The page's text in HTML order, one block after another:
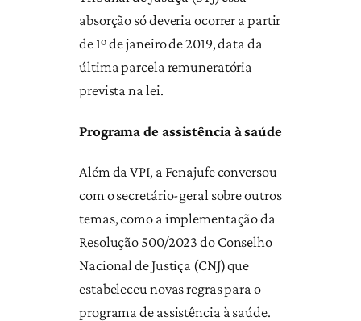
absorção só deveria ocorrer a partir
de 1º de janeiro de 2019, data da
última parcela remuneratória
prevista na lei.
Programa de assistência à saúde
Além da VPI, a Fenajufe conversou
com o secretário-geral sobre outros
temas, como a implementação da
Resolução 500/2023 do Conselho
Nacional de Justiça (CNJ) que
estabeleceu novas regras para o
programa de assistência à saúde.